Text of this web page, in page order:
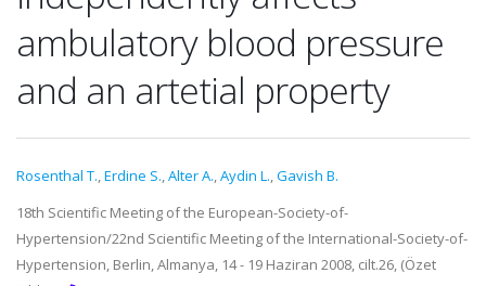
ambulatory blood pressure
and an artetial property
Rosenthal T.,Erdine S.,Alter A.,Aydin L.,Gavish B.
18th Scientific Meeting of the European-Society-of-
Hypertension/22nd Scientific Meeting of the International-Society-of-
Hypertension, Berlin, Almanya, 14 - 19 Haziran 2008, cilt.26, (Özet